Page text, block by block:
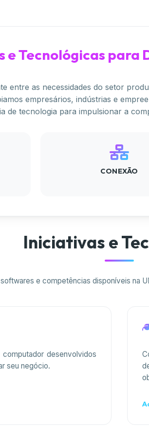
e Tecnológicas para
entre as necessidades do setor
empresários, indústrias e
de tecnologia para impulsionar a
CONEXÃO
Iniciativas e
e competências disponíveis na
desenvolvidos
seu negócio.